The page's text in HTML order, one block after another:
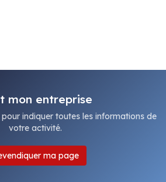
mon entreprise
indiquer toutes les informations de
votre activité.
ma page